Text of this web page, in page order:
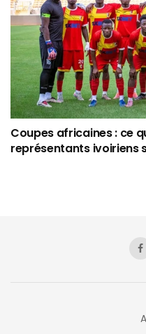
Coupes africaines : ce
représentants ivoiriens